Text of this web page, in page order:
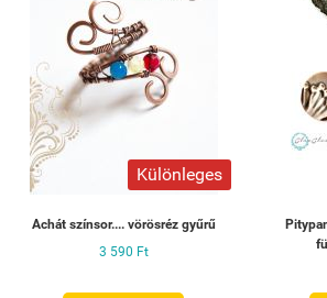
Különleges
Achát színsor.... vörösréz gyűrű
3 590 Ft